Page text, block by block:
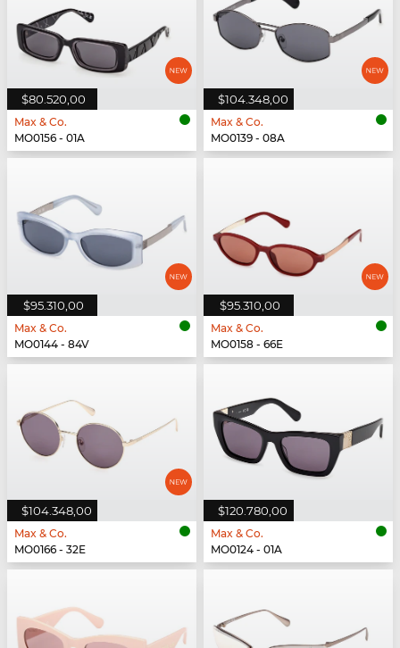
$80.520,00
Max & Co.
MO0156 - 01A
$104.348,00
Max & Co.
MO0139 - 08A
$95.310,00
Max & Co.
MO0144 - 84V
$95.310,00
Max & Co.
MO0158 - 66E
$104.348,00
Max & Co.
MO0166 - 32E
$120.780,00
Max & Co.
MO0124 - 01A